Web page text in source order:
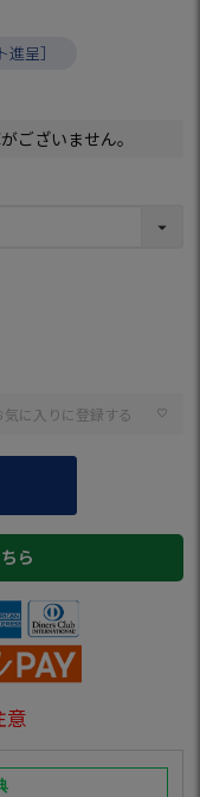
呈］
ございません。
気に入りに登録する
ら
意